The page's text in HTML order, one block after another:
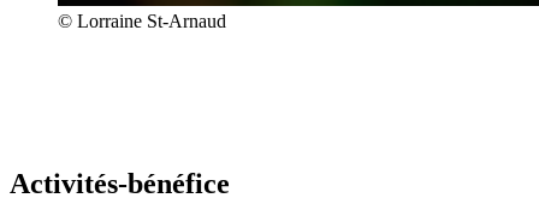
© Lorraine St-Arnaud
Activités-bénéfice